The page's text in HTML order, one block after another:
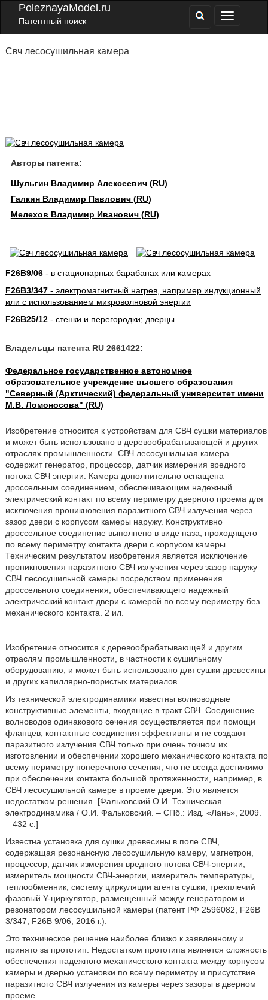
PoleznayaModel.ru
Патентный поиск
Свч лесосушильная камера
Авторы патента:
Шульгин Владимир Алексеевич (RU)
Галкин Владимир Павлович (RU)
Мелехов Владимир Иванович (RU)
F26B9/06- в стационарных барабанах или камерах
F26B3/347- электромагнитный нагрев, например индукционный
или с использованием микроволновой энергии
F26B25/12- стенки и перегородки; дверцы
Владельцы патента RU 2661422:
Федеральное государственное автономное
образовательное учреждение высшего образования
"Северный (Арктический) федеральный университет имени
М.В. Ломоносова" (RU)
Изобретение относится к устройствам для СВЧ сушки материалов
и может быть использовано в деревообрабатывающей и других
отраслях промышленности. СВЧ лесосушильная камера
содержит генератор, процессор, датчик измерения вредного
потока СВЧ энергии. Камера дополнительно оснащена
дроссельным соединением, обеспечивающим надежный
электрический контакт по всему периметру дверного проема для
исключения проникновения паразитного СВЧ излучения через
зазор двери с корпусом камеры наружу. Конструктивно
дроссельное соединение выполнено в виде паза, проходящего
по всему периметру контакта двери с корпусом камеры.
Техническим результатом изобретения является исключение
проникновения паразитного СВЧ излучения через зазор наружу
СВЧ лесосушильной камеры посредством применения
дроссельного соединения, обеспечивающего надежный
электрический контакт двери с камерой по всему периметру без
механического контакта. 2 ил.
Изобретение относится к деревообрабатывающей и другим
отраслям промышленности, в частности к сушильному
оборудованию, и может быть использовано для сушки древесины
и других капиллярно-пористых материалов.
Из технической электродинамики известны волноводные
конструктивные элементы, входящие в тракт СВЧ. Соединение
волноводов одинакового сечения осуществляется при помощи
фланцев, контактные соединения эффективны и не создают
паразитного излучения СВЧ только при очень точном их
изготовлении и обеспечении хорошего механического контакта по
всему периметру поперечного сечения, что не всегда достижимо
при обеспечении контакта большой протяженности, например, в
СВЧ лесосушильной камере в проеме двери. Это является
недостатком решения. [Фальковский О.И. Техническая
электродинамика / О.И. Фальковский. – СПб.: Изд. «Лань», 2009.
– 432 с.]
Известна установка для сушки древесины в поле СВЧ,
содержащая резонансную лесосушильную камеру, магнетрон,
процессор, датчик измерения вредного потока СВЧ-энергии,
измеритель мощности СВЧ-энергии, измеритель температуры,
теплообменник, систему циркуляции агента сушки, трехплечий
фазовый Y-циркулятор, размещенный между генератором и
резонатором лесосушильной камеры (патент РФ 2596082, F26B
3/347, F26B 9/06, 2016 г.).
Это техническое решение наиболее близко к заявленному и
принято за прототип. Недостатком прототипа является сложность
обеспечения надежного механического контакта между корпусом
камеры и дверью установки по всему периметру и присутствие
паразитного СВЧ излучения из камеры через зазоры в дверном
проеме.